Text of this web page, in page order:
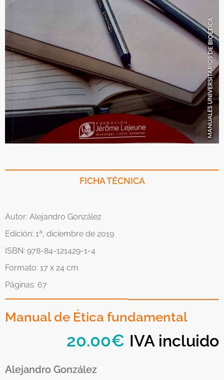
FICHA TÉCNICA
Autor: Alejandro González
Edición: 1ª, diciembre de 2019
ISBN: 978-84-121429-1-4
Formato: 17 x 24 cm
Páginas: 67
Manual de Ética fundamental
20.00€ IVA incluido
Alejandro González